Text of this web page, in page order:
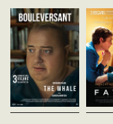
vost - 117'
Charlie,
reclus
tente de
chance de
Le
le